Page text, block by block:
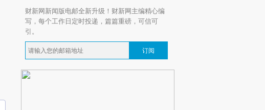
财新网新闻版电邮全新升级！财新网主编精心编
写，每个工作日定时投递，篇篇重磅，可信可
引。
订阅